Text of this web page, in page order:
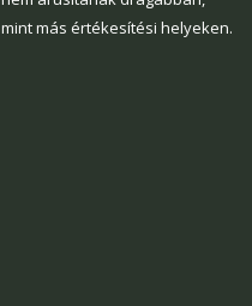
mint más értékesítési helyeken.